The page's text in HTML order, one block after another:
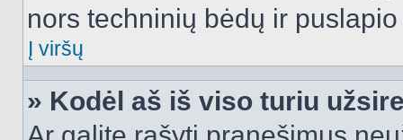
nors techninių bėdų ir
Į viršų
» Kodėl aš iš viso turiu